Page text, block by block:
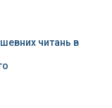
читань в